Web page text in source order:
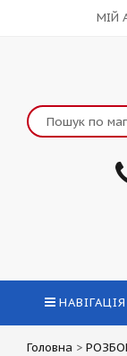
МІЙ
НАВІГАЦІЯ
Головна >